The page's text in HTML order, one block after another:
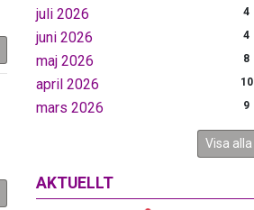
juli 2026 4
juni 2026 4
maj 2026 8
april 2026 10
mars 2026 9
Visa alla
AKTUELLT